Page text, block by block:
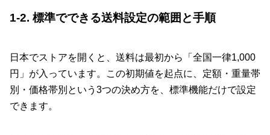
1-2. 標準でできる送料設定の範囲と手順
日本でストアを開くと、送料は最初から「全国一律1,000
円」が入っています。この初期値を起点に、定額・重量帯
別・価格帯別という3つの決め方を、標準機能だけで設定
できます。